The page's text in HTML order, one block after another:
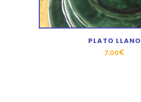
PLATO LLANO
7,00€